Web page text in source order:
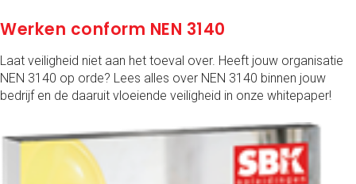
Werken conform NEN 3140
Laat veiligheid niet aan het toeval over. Heeft jouw organisatie
NEN 3140 op orde? Lees alles over NEN 3140 binnen jouw
bedrijf en de daaruit vloeiende veiligheid in onze whitepaper!